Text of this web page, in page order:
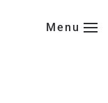
Menu